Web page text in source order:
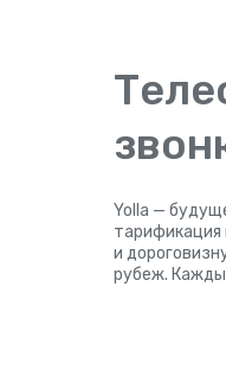
Yolla —
тарификация
и
рубеж.